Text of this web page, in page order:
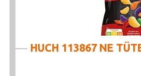
HUCH 113867 NE